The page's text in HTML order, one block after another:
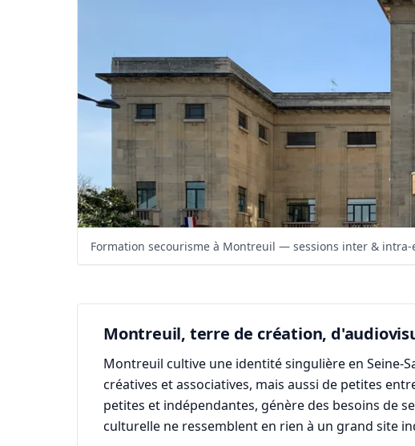
Formation secourisme à Montreuil — sessions inter &
Montreuil, terre de création,
Montreuil cultive une identité singulière en Seine-
créatives et associatives, mais aussi de petites
petites et indépendantes, génère des besoins de
culturelle ne ressemblent en rien à un grand site